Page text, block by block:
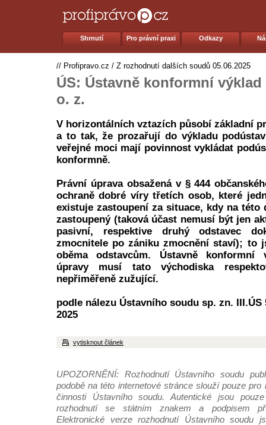
Shrnutí Pro právní praxi Odkazy
// Profipravo.cz / Z rozhodnutí dalších soudů 05.06.2025
ÚS: Ústavně konformní výklad
o. z.
V horizontálních vztazích působí základní
a to tak, že prozařují do výkladu
veřejné moci mají povinnost vykládat
konformně.
Právní úprava obsažená v § 444
ochraně dobré víry třetích osob, které
existuje zastoupení za situace, kdy na této
zastoupený (taková účast nemusí být jen
pasivní, respektive druhý odstavec
zmocnitele po zániku zmocnění staví); to
oběma odstavcům. Ústavně
úpravy musí tato východiska
nepřiměřeně zužující.
podle nálezu Ústavního soudu sp. zn. III.ÚS
2025
vytisknout článek
UPOZORNĚNÍ: Rozhodnutí Ústavního soudu
podobě na této internetové stránce slouží pouze
činnosti Ústavního soudu. Autentické jsou
rozhodnutí se státním znakem a podpisem
Elektronické verze rozhodnutí Ústavního soudu